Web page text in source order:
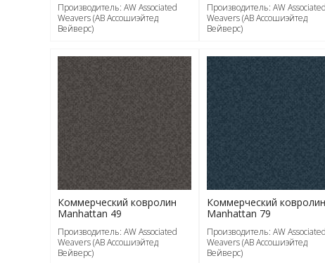
Производитель: AW Associated
Weavers (АВ Ассошиэйтед
Вейверс)
Производитель: AW Associated
Weavers (АВ Ассошиэйтед
Вейверс)
Коммерческий ковролин
Manhattan 49
Производитель: AW Associated
Weavers (АВ Ассошиэйтед
Вейверс)
Коммерческий ковролин
Manhattan 79
Производитель: AW Associated
Weavers (АВ Ассошиэйтед
Вейверс)